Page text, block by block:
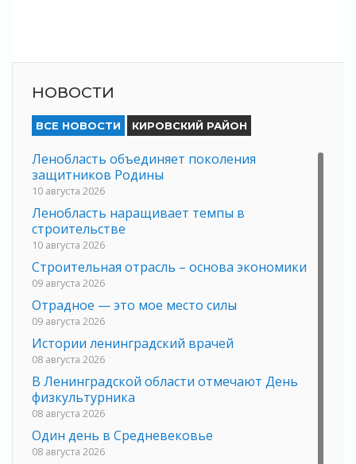
НОВОСТИ
ВСЕ НОВОСТИ КИРОВСКИЙ РАЙОН
Ленобласть объединяет поколения
защитников Родины
10 августа 2026
Ленобласть наращивает темпы в
строительстве
10 августа 2026
Строительная отрасль – основа экономики
09 августа 2026
Отрадное — это мое место силы
09 августа 2026
Истории ленинградский врачей
08 августа 2026
В Ленинградской области отмечают День
физкультурника
08 августа 2026
Один день в Средневековье
08 августа 2026